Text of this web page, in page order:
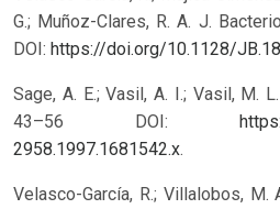
G.; Muñoz-Clares, R. A. J.
DOI: https://doi.org/10.1128/
Sage, A. E.; Vasil, A. I.; Vasil, M.
43–56 DOI:
2958.1997.1681542.x.
Velasco-García, R.; Villalobos, M.